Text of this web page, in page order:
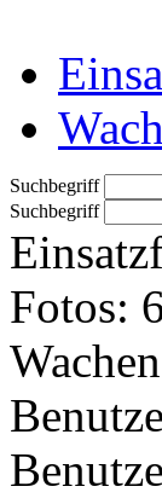
Suchbegriff
Suchbegriff
Fotos: